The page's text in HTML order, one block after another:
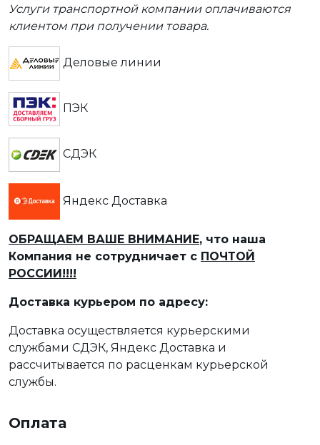
Услуги транспортной компании оплачиваются
клиентом при получении товара.
Деловые линии
ПЭК
СДЭК
Яндекс Доставка
ОБРАЩАЕМ ВАШЕ ВНИМАНИЕ, что наша
Компания не сотрудничает с ПОЧТОЙ
РОССИИ!!!!
Доставка курьером по адресу:
Доставка осуществляется курьерскими
службами СДЭК, Яндекс Доставка и
рассчитывается по расценкам курьерской
службы.
Оплата